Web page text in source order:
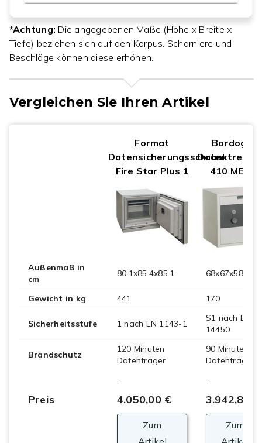
*Achtung: Die angegebenen Maße (Höhe x Breite x
Tiefe) beziehen sich auf den Korpus. Scharniere und
Beschläge können diese erhöhen.
Vergleichen Sie Ihren Artikel
Format
Datensicherungsschrank
Fire Star Plus 1
Bordogna
Datentresor
410 MEDIA
Außenmaß in
cm
80.1x85.4x85.1 68x67x58
Gewicht in kg 441 170
Sicherheitsstufe 1 nach EN 1143-1
S1 nach EN
14450
Brandschutz
120 Minuten
Datenträger
90 Minuten
Datenträger
-
-
Preis 4.050,00 € 3.942,84 €
Zum
Zum